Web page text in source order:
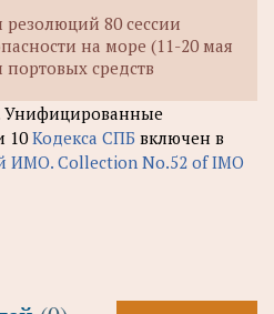
80 сессии
на море (11-20 мая
портовых средств
Унифицированные
10Кодекса СПБ включен в
Collection No.52 of IMO